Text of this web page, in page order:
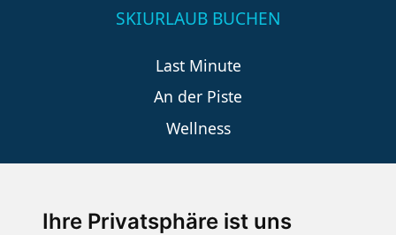
Ihre Privatsphäre ist uns
SKIURLAUB BUCHEN
Last Minute
An der Piste
Wellness
SCHNEEHÖHEN SKI APP